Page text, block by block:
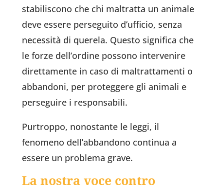
stabiliscono che chi maltratta un animale
deve essere perseguito d’ufficio, senza
necessità di querela. Questo significa che
le forze dell’ordine possono intervenire
direttamente in caso di maltrattamenti o
abbandoni, per proteggere gli animali e
perseguire i responsabili.
Purtroppo, nonostante le leggi, il
fenomeno dell’abbandono continua a
essere un problema grave.
La nostra voce contro